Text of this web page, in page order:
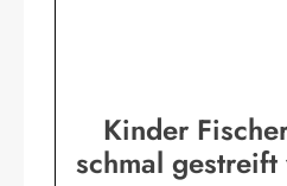
Kinder
schmal